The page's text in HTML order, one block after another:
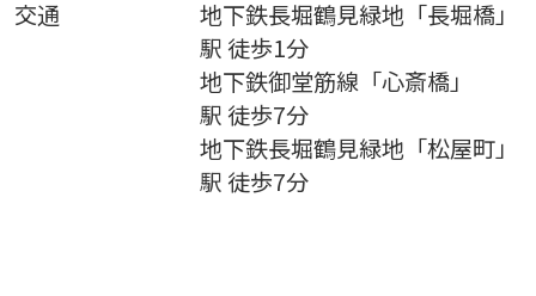
交通
地下鉄長堀鶴見緑地 「長堀橋」
駅 徒歩1分
地下鉄御堂筋線「心斎橋」
駅 徒歩7分
地下鉄長堀鶴見緑地 「松屋町」
駅 徒歩7分